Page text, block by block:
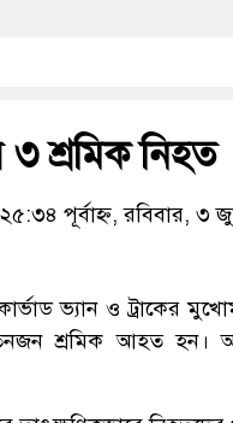
শ্রমিক নিহত
পূর্বাহ্ন, রবিবার, ৩
ভ্যান ও ট্রাকের
শ্রমিক আহত হন।